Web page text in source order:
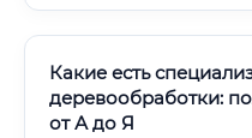
Какие есть
деревообработки:
от А до Я